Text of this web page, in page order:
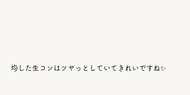
均した生コンはツヤっとしていてきれいですね✨